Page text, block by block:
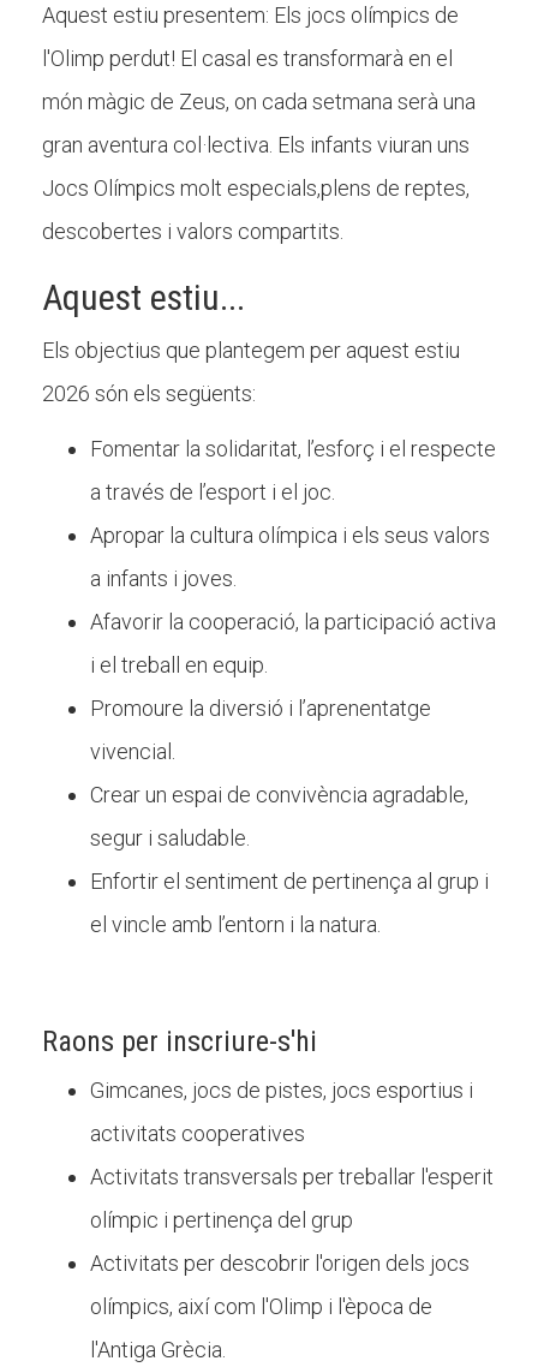
Aquest estiu presentem: Els jocs olímpics de
l'Olimp perdut! El casal es transformarà en el
món màgic de Zeus, on cada setmana serà una
gran aventura col·lectiva. Els infants viuran uns
Jocs Olímpics molt especials,plens de reptes,
descobertes i valors compartits.
Aquest estiu...
Els objectius que plantegem per aquest estiu
2026 són els següents:
Fomentar la solidaritat, l’esforç i el respecte
a través de l’esport i el joc.
Apropar la cultura olímpica i els seus valors
a infants i joves.
Afavorir la cooperació, la participació activa
i el treball en equip.
Promoure la diversió i l’aprenentatge
vivencial.
Crear un espai de convivència agradable,
segur i saludable.
Enfortir el sentiment de pertinença al grup i
el vincle amb l’entorn i la natura.
Raons per inscriure-s'hi
Gimcanes, jocs de pistes, jocs esportius i
activitats cooperatives
Activitats transversals per treballar l'esperit
olímpic i pertinença del grup
Activitats per descobrir l'origen dels jocs
olímpics, així com l'Olimp i l'època de
l'Antiga Grècia.
ACTUALITAT
Diari de la Fundació
Fundesplai als mitjans
Xarxes socials
COL·LABORA
Fes voluntariat
Fes un donatiu
Treballa amb nosaltres